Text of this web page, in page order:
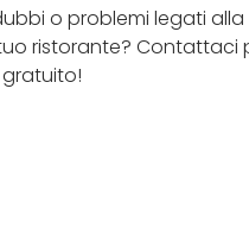
o problemi legati
ristorante? Contattaci